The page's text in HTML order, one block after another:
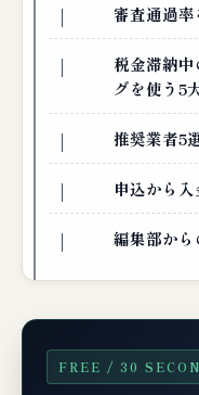
審査通過
税金滞納
グを使う5
推奨業者5
申込から
編集部か
FREE / 30